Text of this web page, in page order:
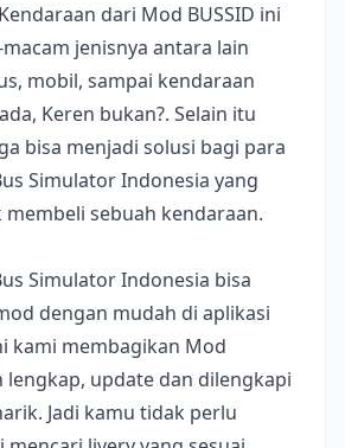
dari Mod BUSSID ini
jenisnya antara lain
mobil, sampai kendaraan
Keren bukan?. Selain itu
bisa menjadi solusi bagi para
Simulator Indonesia yang
sebuah kendaraan.
Simulator Indonesia bisa
dengan mudah di aplikasi
kami membagikan Mod
lengkap, update dan dilengkapi
Jadi kamu tidak perlu